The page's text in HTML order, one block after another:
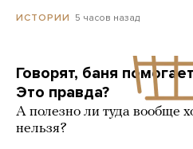
ИСТОРИИ 5 часов назад
Говорят, баня
Это правда?
А полезно ли туда вообще
нельзя?